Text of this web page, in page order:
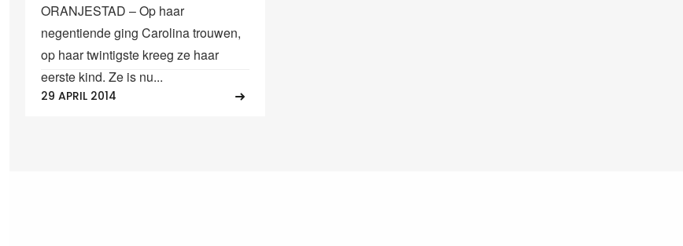
ORANJESTAD – Op haar
negentiende ging Carolina trouwen,
op haar twintigste kreeg ze haar
eerste kind. Ze is nu...
29 APRIL 2014